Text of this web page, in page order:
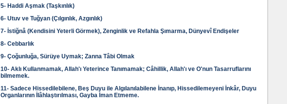
5- Haddi Aşmak (Taşkınlık)
6- Utuv ve Tuğyan (Çılgınlık, Azgınlık)
7- İstiğnâ (Kendisini Yeterli Görmek), Zenginlik ve Refahla Şımarma, Dünyevî Endişeler
8- Cebbarlık
9- Çoğunluğa, Sürüye Uymak; Zanna Tâbi Olmak
10- Aklı Kullanmamak, Allah'ı Yeterince Tanımamak; Câhillik, Allah'ı ve O'nun Tasarruflarını
bilmemek.
11- Sadece Hissedilebilene, Beş Duyu ile Algılanılabilene İnanıp, Hissedilemeyeni İnkâr, Duyu
Organlarının İlâhlaştırılması, Gayba İman Etmeme.